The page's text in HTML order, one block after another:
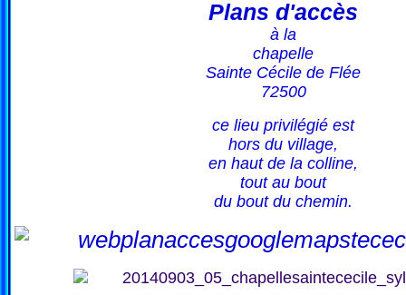
Plans d'accès
à la
chapelle
Sainte Cécile de Flée
72500
ce lieu privilégié est
hors du village,
en haut de la colline,
tout au bout
du bout du chemin.